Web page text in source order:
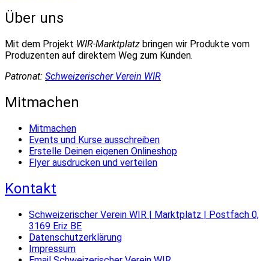
Über uns
Mit dem Projekt WIR-Marktplatz bringen wir Produkte vom
Produzenten auf direktem Weg zum Kunden.
Patronat: Schweizerischer Verein WIR
Mitmachen
Mitmachen
Events und Kurse ausschreiben
Erstelle Deinen eigenen Onlineshop
Flyer ausdrucken und verteilen
Kontakt
Schweizerischer Verein WIR | Marktplatz | Postfach 0,
3169 Eriz BE
Datenschutzerklärung
Impressum